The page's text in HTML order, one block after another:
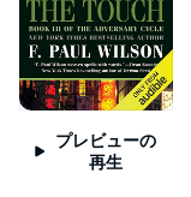
プレビューの
再生